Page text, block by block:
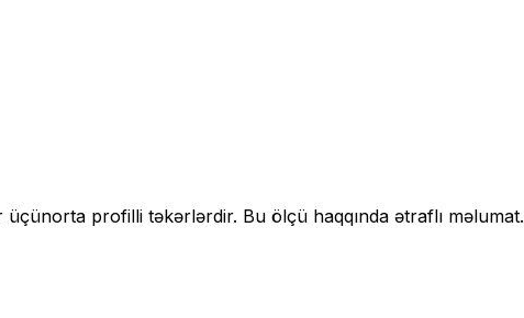
üçünorta profilli təkərlərdir. Bu ölçü haqqında ətraflı məlumat.